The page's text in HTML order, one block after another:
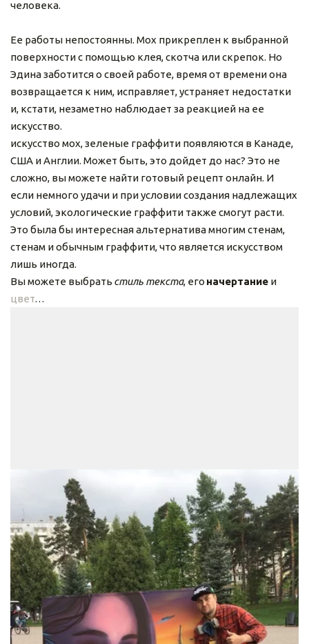
человека.
Ее работы непостоянны. Мох прикреплен к выбранной
поверхности с помощью клея, скотча или скрепок. Но
Эдина заботится о своей работе, время от времени она
возвращается к ним, исправляет, устраняет недостатки
и, кстати, незаметно наблюдает за реакцией на ее
искусство.
искусство мох, зеленые граффити появляются в Канаде,
США и Англии. Может быть, это дойдет до нас? Это не
сложно, вы можете найти готовый рецепт онлайн. И
если немного удачи и при условии создания надлежащих
условий, экологические граффити также смогут расти.
Это была бы интересная альтернатива многим стенам,
стенам и обычным граффити, что является искусством
лишь иногда.
Вы можете выбрать стиль текста, его начертание
и
цвет…